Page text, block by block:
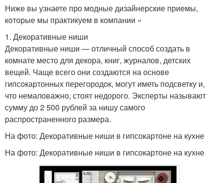
Ниже вы узнаете про модные дизайнерские приемы,
которые мы практикуем в компании «
1. Декоративные ниши
Декоративные ниши — отличный способ создать в
комнате место для декора, книг, журналов, детских
вещей. Чаще всего они создаются на основе
гипсокартонных перегородок, могут иметь подсветку и,
что немаловажно, стоят недорого. Эксперты называют
сумму до 2 500 рублей за нишу самого
распространенного размера.
На фото: Декоративные ниши в гипсокартоне на кухне
На фото: Декоративные ниши в гипсокартоне на кухне